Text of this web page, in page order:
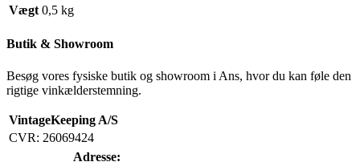
Vægt 0,5 kg
Butik & Showroom
Besøg vores fysiske butik og showroom i Ans, hvor du kan føle den
rigtige vinkælderstemning.
VintageKeeping A/S
CVR: 26069424
Adresse: